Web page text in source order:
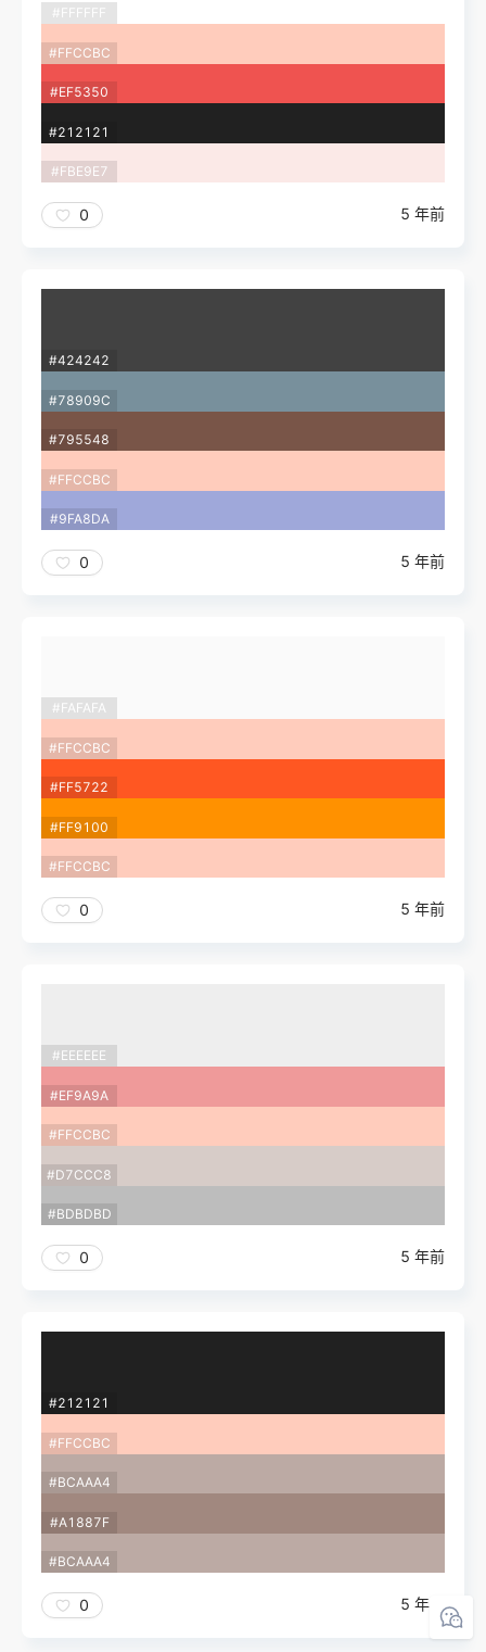
#FFFFFF
#FFCCBC
#EF5350
#212121
#FBE9E7
0 5 年前
#424242
#78909C
#795548
#FFCCBC
#9FA8DA
0 5 年前
#FAFAFA
#FFCCBC
#FF5722
#FF9100
#FFCCBC
0 5 年前
#EEEEEE
#EF9A9A
#FFCCBC
#D7CCC8
#BDBDBD
0 5 年前
#212121
#FFCCBC
#BCAAA4
#A1887F
#BCAAA4
0 5 年前